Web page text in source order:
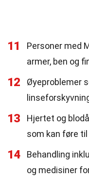
11
Personer med
armer, ben og
12
Øyeproblemer
13
Hjertet og
som kan føre
14
Behandling
og medisiner